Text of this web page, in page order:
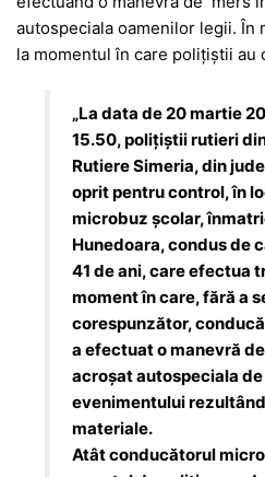
o
o
p
p
n
g
m
autospeciala oamenilor legii. În
la momentul în care polițiștii au
„La data de 20 martie
15.50, polițiștii rutieri
Rutiere Simeria, din
oprit pentru control, în
microbuz școlar,
Hunedoara, condus de
41 de ani, care efectua
moment în care, fără a
corespunzător,
a efectuat o manevră
acroșat autospeciala
evenimentului
materiale.
Atât conducătorul